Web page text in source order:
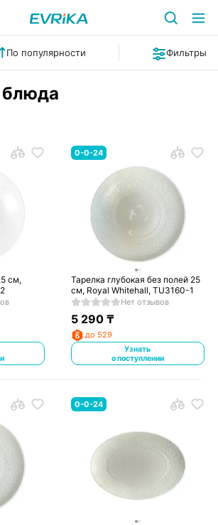
По популярности Фильтры
блюда
см,
0-0-24
Тарелка глубокая без полей 25
см, Royal Whitehall, TU3160-1
Нет отзывов
5 290 ₸
до 529
Узнать
о поступлении
0-0-24